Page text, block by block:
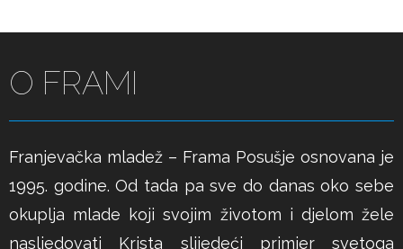
O FRAMI
Franjevačka mladež – Frama Posušje osnovana je
1995. godine. Od tada pa sve do danas oko sebe
okuplja mlade koji svojim životom i djelom žele
nasljedovati Krista slijedeći primjer svetoga